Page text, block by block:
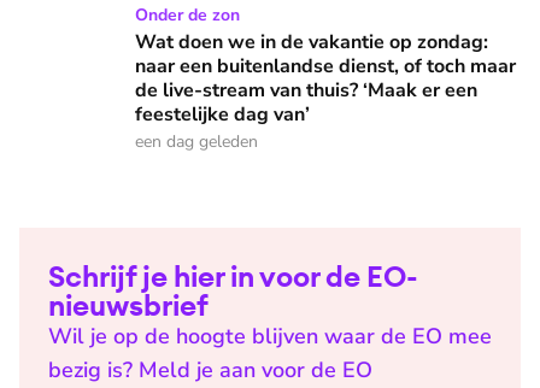
Wat doen we in de vakantie op zondag: naar een
Onder de zon
Wat doen we in de vakantie op zondag:
naar een buitenlandse dienst, of toch maar
de live-stream van thuis? ‘Maak er een
feestelijke dag van’
een dag geleden
Schrijf je hier in voor de EO-
nieuwsbrief
Wil je op de hoogte blijven waar de EO mee
bezig is? Meld je aan voor de EO